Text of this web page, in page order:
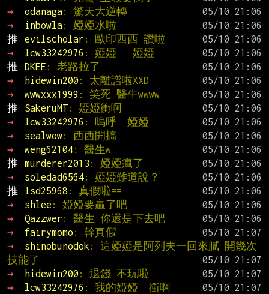
→
odanaga: 驚天大逆轉
→
inbowla: 婭婭水啦
推
evilscholar : 歐印西西 讚啦
→
lcw33242976 : 婭婭   婭婭
推
DKEE : 老路拉了
→
hidewin200 : 太離譜啦XXD
→
wwwxxx1999 : 笑死 醫生wwww
推
SakeruMT: 婭婭衝啊
→
lcw33242976 : 嗚呼  婭婭
→
sealwow: 西西開搞
→
weng62104: 醫生w
推
murderer2013 : 婭婭瘋了
→
soledad6564: 婭婭難道說？
推
lsd25968 : 真假啦==
→
shlee : 婭婭要贏了吧
→
Qazzwer : 醫生 你還是下去吧
→
fairymomo : 幹真假
→
shinobunodok : 這婭婭是阿列夫一回來膩 開幾次
技能了
→
hidewin200 : 退錢 不玩啦
→
lcw33242976 : 我的婭婭  衝啊